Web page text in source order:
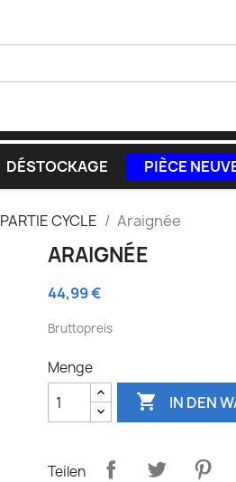
DÉSTOCKAGE PIÈCE
PARTIE CYCLE Araignée
ARAIGNÉE
44,99 €
Bruttopreis
Menge
 IN DEN
Teilen